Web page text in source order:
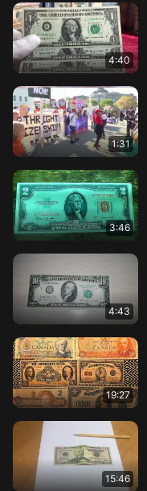
4:40
1:31
3:46
4:43
19:27
15:46